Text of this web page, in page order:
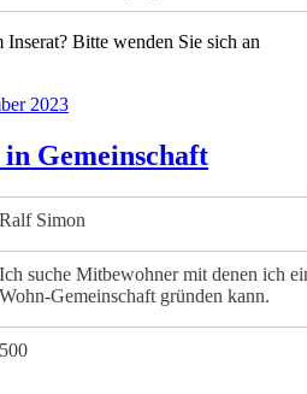
Inserat? Bitte wenden Sie sich an
2023
Gemeinschaft
Ralf Simon
Ich suche Mitbewohner mit denen ich
Wohn-Gemeinschaft gründen kann.
500